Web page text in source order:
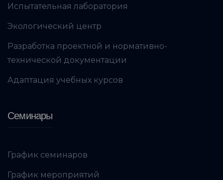
Испытательная лаборатория
Экологический центр
Разработка проектной и нормативно-
технической документации
Адаптация учебных курсов
Семинары
График семинаров
График мероприятий